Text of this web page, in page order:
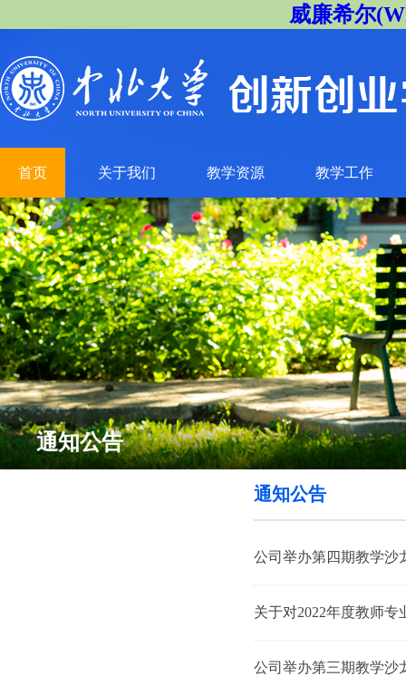
威廉希尔
首页 关于我们 教学资源 教学工作
通知公告
通知公告
公司举办第四期教学沙
关于对2022年度教师
公司举办第三期教学沙